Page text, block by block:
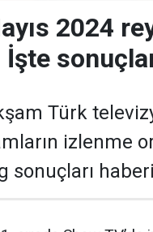
2024
İşte
Türk
izlenme
sonuçları